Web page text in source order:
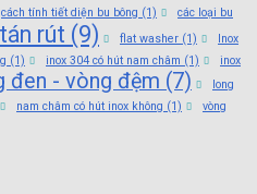
cách tính tiết diện bu bông (1)
các loại bu
rút (9) flat washer (1)
Inox
(1) inox 304 có hút nam châm (1)
inox
đen - vòng đệm (7)
long
nam châm có hút inox không (1)
vòng